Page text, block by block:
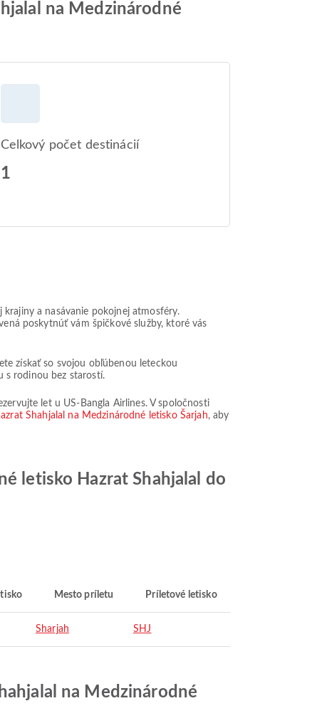
na Medzinárodné
Celkový počet destinácií
1
a nasávanie pokojnej atmosféry.
poskytnúť vám špičkové služby, ktoré vás
získať so svojou obľúbenou leteckou
s rodinou bez starostí.
let u US-Bangla Airlines. V spoločnosti
Shahjalal na Medzinárodné letisko Šarjah, aby
letisko Hazrat Shahjalal do
Mesto príletu Príletové letisko
Sharjah SHJ
na Medzinárodné